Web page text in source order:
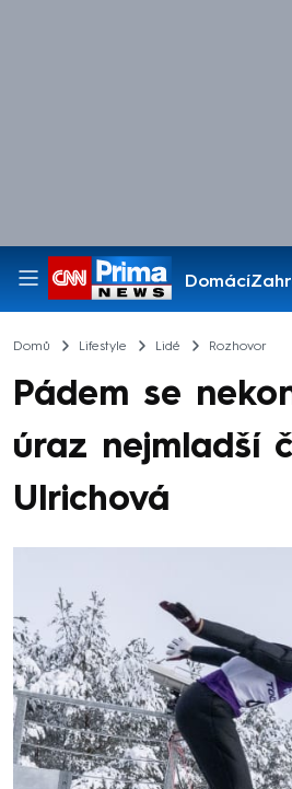
Domácí
Pořady
Domů Lifestyle Lidé Rozhovor
Pádem se
úraz nejmladší
Ulrichová